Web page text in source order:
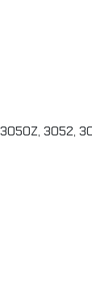
3052,